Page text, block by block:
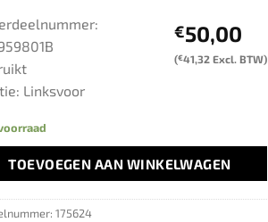
€50,00
(€41,32 Excl. BTW)
Linksvoor
TOEVOEGEN AAN WINKELWAGEN
175624